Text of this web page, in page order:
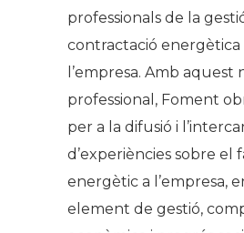
professionals de la
contractació energètica
l’empresa. Amb
professional, Foment
per a la difusió i
d’experiències sobre el
energètic a l’empresa,
element de gestió,